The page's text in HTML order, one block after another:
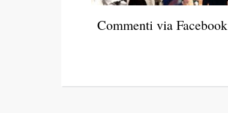
Commenti via Facebook